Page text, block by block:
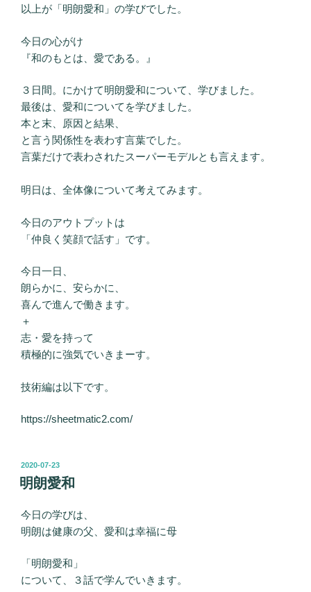
以上が「明朗愛和」の学びでした。
今日の心がけ
『和のもとは、愛である。』
３日間。にかけて明朗愛和について、学びました。
最後は、愛和についてを学びました。
本と末、原因と結果、
と言う関係性を表わす言葉でした。
言葉だけで表わされたスーパーモデルとも言えます。
明日は、全体像について考えてみます。
今日のアウトプットは
「仲良く笑顔で話す」です。
今日一日、
朗らかに、安らかに、
喜んで進んで働きます。
＋
志・愛を持って
積極的に強気でいきまーす。
技術編は以下です。
https://sheetmatic2.com/
投
稿
日:
2020-07-23
明朗愛和
今日の学びは、
明朗は健康の父、愛和は幸福に母
「明朗愛和」
について、３話で学んでいきます。